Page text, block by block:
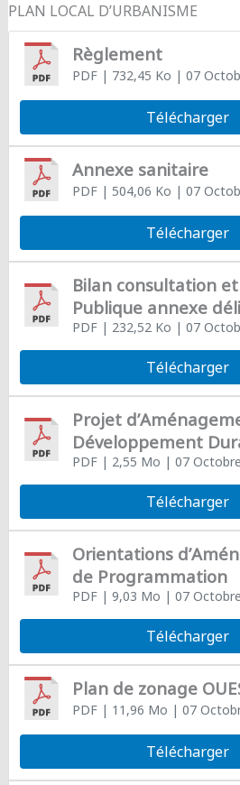
PLAN LOCAL D’URBANISME
Règlement
PDF| 732,45 Ko | 07
Télécharger
Annexe sanitaire
PDF| 504,06 Ko | 07
Télécharger
Bilan consultation
Publique annexe
PDF| 232,52 Ko | 07
Télécharger
Projet
Développement
PDF| 2,55 Mo | 07
Télécharger
Orientations
de Programmation
PDF| 9,03 Mo | 07
Télécharger
Plan de zonage
PDF| 11,96 Mo | 07
Télécharger